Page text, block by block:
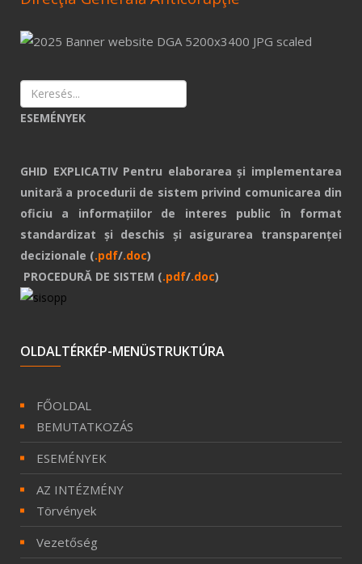
ESEMÉNYEK
GHID EXPLICATIV Pentru elaborarea și implementarea
unitară a procedurii de sistem privind comunicarea din
oficiu a informațiilor de interes public în format
standardizat și deschis și asigurarea transparenței
decizionale (.pdf/.doc)
PROCEDURĂ DE SISTEM (.pdf/.doc)
OLDALTÉRKÉP-MENÜSTRUKTÚRA
FŐOLDAL
BEMUTATKOZÁS
ESEMÉNYEK
AZ INTÉZMÉNY
Törvények
Vezetőség